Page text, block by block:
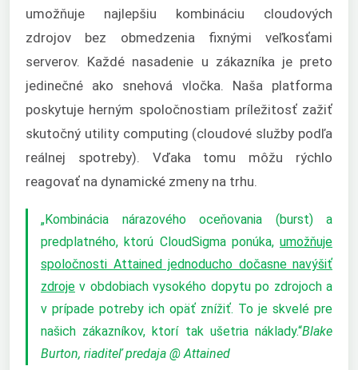
umožňuje najlepšiu kombináciu cloudových
zdrojov bez obmedzenia fixnými veľkosťami
serverov. Každé nasadenie u zákazníka je preto
jedinečné ako snehová vločka. Naša platforma
poskytuje herným spoločnostiam príležitosť zažiť
skutočný utility computing (cloudové služby podľa
reálnej spotreby). Vďaka tomu môžu rýchlo
reagovať na dynamické zmeny na trhu.
„Kombinácia nárazového oceňovania (burst) a
predplatného, ktorú CloudSigma ponúka, umožňuje
spoločnosti Attained jednoducho dočasne navýšiť
zdroje v obdobiach vysokého dopytu po zdrojoch a
v prípade potreby ich opäť znížiť. To je skvelé pre
našich zákazníkov, ktorí tak ušetria náklady.“Blake
Burton, riaditeľ predaja @ Attained